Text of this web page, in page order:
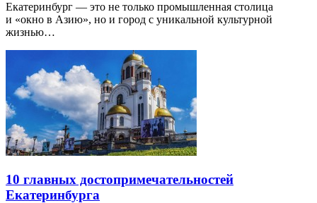
Екатеринбург — это не только промышленная столица
и «окно в Азию», но и город с уникальной культурной
жизнью…
10 главных достопримечательностей
Екатеринбурга